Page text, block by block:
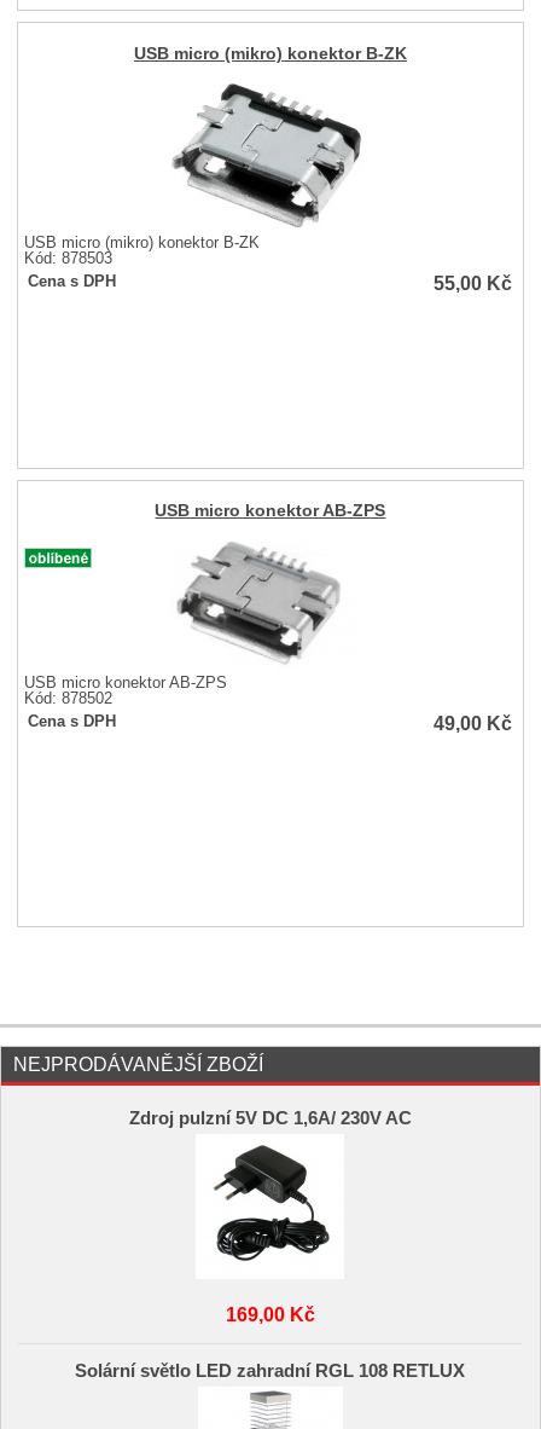
USB micro (mikro) konektor B-ZK
USB micro (mikro) konektor B-ZK
Kód: 878503
Cena s DPH
55,00 Kč
USB micro konektor AB-ZPS
USB micro konektor AB-ZPS
Kód: 878502
Cena s DPH
49,00 Kč
NEJPRODÁVANĚJŠÍ ZBOŽÍ
Zdroj pulzní 5V DC 1,6A/ 230V AC
169,00 Kč
Solární světlo LED zahradní RGL 108 RETLUX